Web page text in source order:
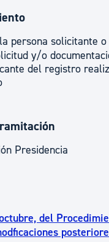
persona solicitante
y/o
del registro
Presidencia
del